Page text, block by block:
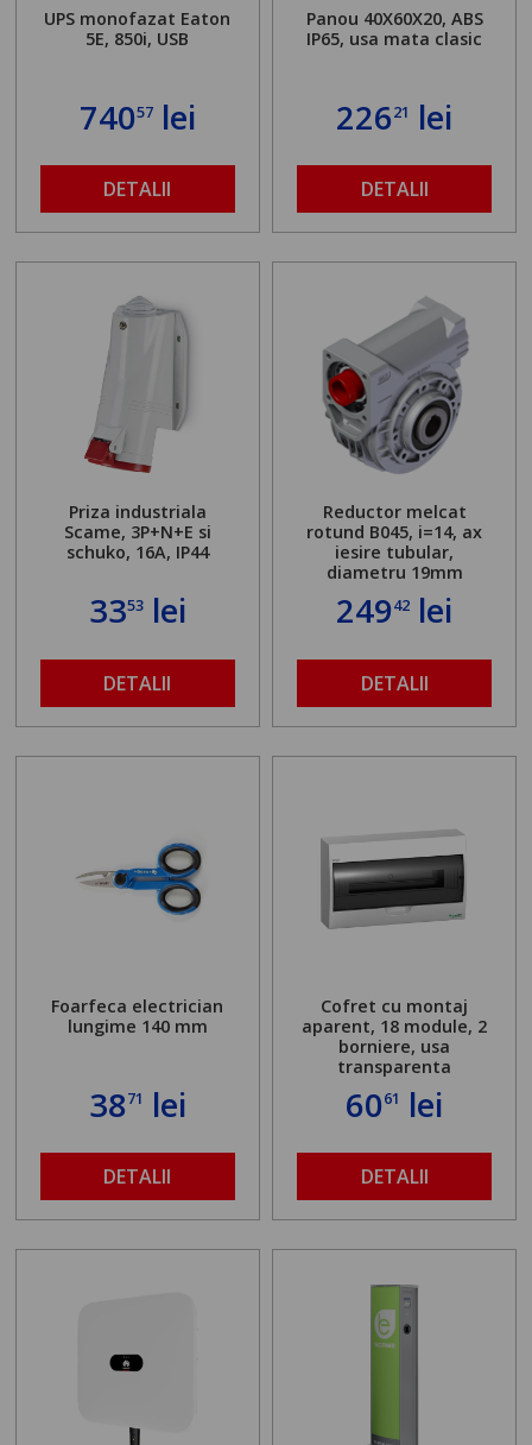
UPS monofazat Eaton
5E, 850i, USB
74057lei
DETALII
Panou 40X60X20, ABS
IP65, usa mata clasic
22621 lei
DETALII
Priza industriala
Scame, 3P+N+E si
schuko, 16A, IP44
3353lei
DETALII
Reductor melcat
rotund B045, i=14, ax
iesire tubular,
diametru 19mm
24942 lei
DETALII
Foarfeca electrician
lungime 140 mm
3871 lei
DETALII
Cofret cu montaj
aparent, 18 module, 2
borniere, usa
transparenta
6061 lei
DETALII